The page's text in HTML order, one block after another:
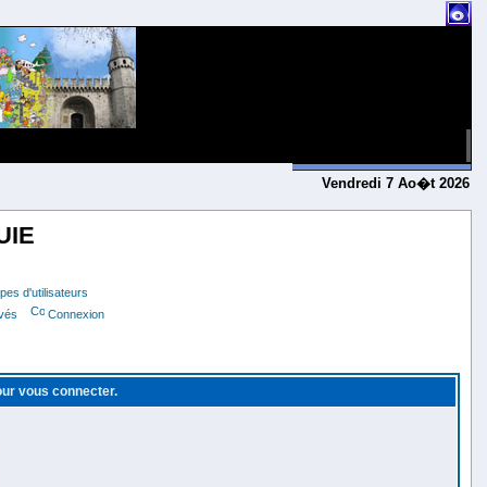
Vendredi 7 Ao�t 2026
d'utilisateurs
Connexion
vous connecter.